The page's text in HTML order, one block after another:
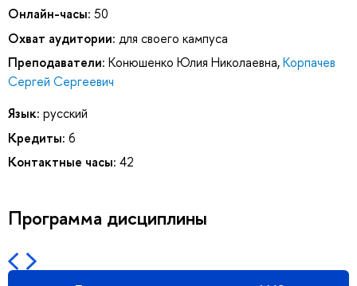
Онлайн-часы: 50
Охват аудитории: для своего кампуса
Преподаватели: Конюшенко Юлия Николаевна,Корпачев
Сергей Сергеевич
Язык: русский
Кредиты: 6
Контактные часы: 42
Программа дисциплины